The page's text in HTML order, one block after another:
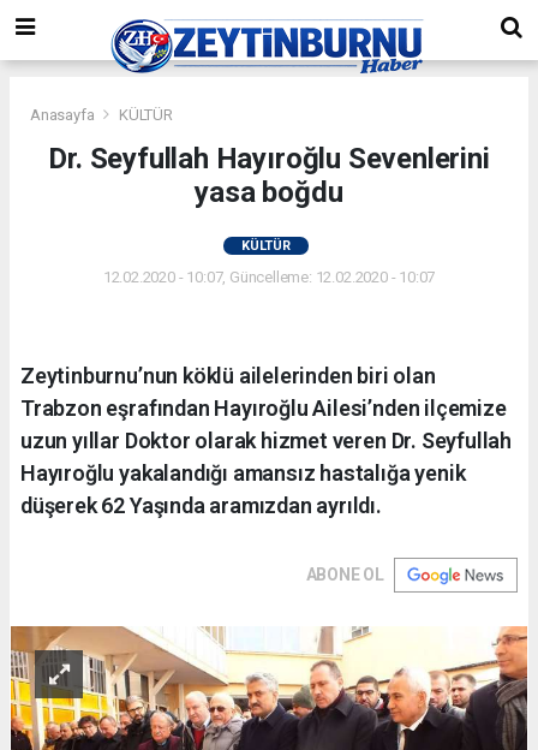
Anasayfa KÜLTÜR
Dr. Seyfullah Hayıroğlu Sevenlerini
yasa boğdu
KÜLTÜR
12.02.2020 - 10:07, Güncelleme: 12.02.2020 - 10:07
Zeytinburnu’nun köklü ailelerinden biri olan
Trabzon eşrafından Hayıroğlu Ailesi’nden ilçemize
uzun yıllar Doktor olarak hizmet veren Dr. Seyfullah
Hayıroğlu yakalandığı amansız hastalığa yenik
düşerek 62 Yaşında aramızdan ayrıldı.
ABONE OL